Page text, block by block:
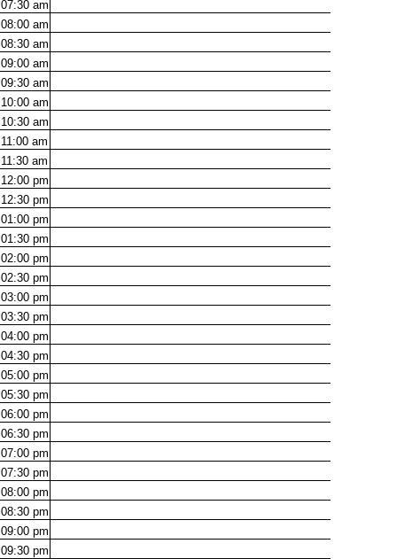
07:30 am
08:00 am
08:30 am
09:00 am
09:30 am
10:00 am
10:30 am
11:00 am
11:30 am
12:00 pm
12:30 pm
01:00 pm
01:30 pm
02:00 pm
02:30 pm
03:00 pm
03:30 pm
04:00 pm
04:30 pm
05:00 pm
05:30 pm
06:00 pm
06:30 pm
07:00 pm
07:30 pm
08:00 pm
08:30 pm
09:00 pm
09:30 pm